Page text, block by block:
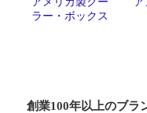
ラー・ボックス
創業100年以上のブラ